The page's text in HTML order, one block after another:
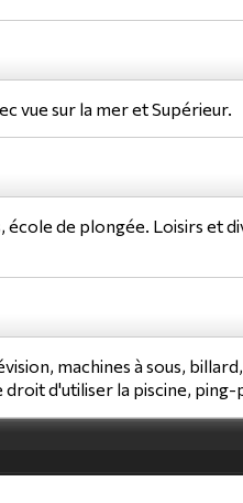
vue sur la mer et Supérieur.
école de plongée. Loisirs
machines à sous,
d'utiliser la piscine,